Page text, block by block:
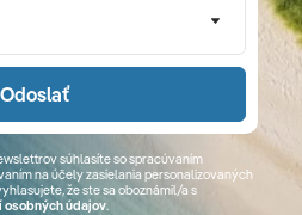
Odoslať
súhlasíte so spracúvaním
na účely zasielania personalizovaných
že ste sa oboznámil/a s
osobných údajov.